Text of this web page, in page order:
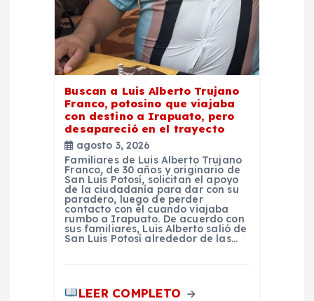
Buscan a Luis Alberto Trujano
Franco, potosino que viajaba
con destino a Irapuato, pero
desapareció en el trayecto
agosto 3, 2026
Familiares de Luis Alberto Trujano
Franco, de 30 años y originario de
San Luis Potosí, solicitan el apoyo
de la ciudadanía para dar con su
paradero, luego de perder
contacto con él cuando viajaba
rumbo a Irapuato. De acuerdo con
sus familiares, Luis Alberto salió de
San Luis Potosí alrededor de las…
LEER COMPLETO